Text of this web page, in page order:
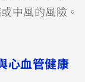
中風的風險。
心血管健康